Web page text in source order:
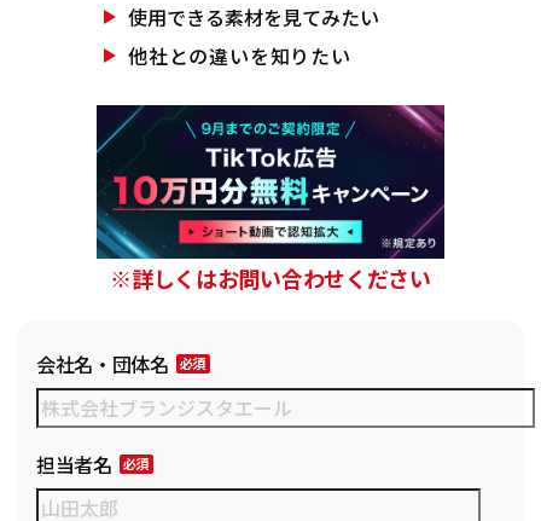
使用できる素材を見てみたい
他社との違いを知りたい
※詳しくはお問い合わせください
会社名・団体名
担当者名